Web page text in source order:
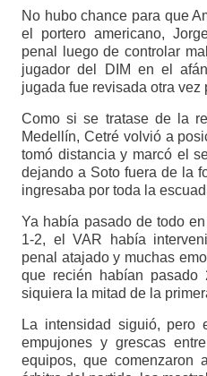
No hubo chance para que
el portero americano,
penal luego de controlar
jugador del DIM en el
jugada fue revisada otra vez
Como si se tratase de la
Medellín, Cetré volvió a
tomó distancia y marcó el
dejando a Soto fuera de la
ingresaba por toda la
Ya había pasado de todo
1-2, el VAR había
penal atajado y muchas
que recién habían
siquiera la mitad de la
La intensidad siguió, pero
empujones y grescas
equipos, que comenzaron